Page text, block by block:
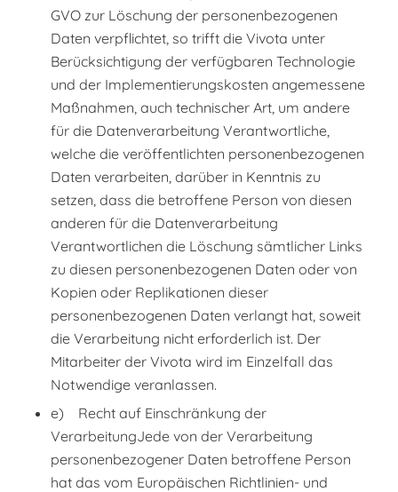
GVO zur Löschung der personenbezogenen
Daten verpflichtet, so trifft die Vivota unter
Berücksichtigung der verfügbaren Technologie
und der Implementierungskosten angemessene
Maßnahmen, auch technischer Art, um andere
für die Datenverarbeitung Verantwortliche,
welche die veröffentlichten personenbezogenen
Daten verarbeiten, darüber in Kenntnis zu
setzen, dass die betroffene Person von diesen
anderen für die Datenverarbeitung
Verantwortlichen die Löschung sämtlicher Links
zu diesen personenbezogenen Daten oder von
Kopien oder Replikationen dieser
personenbezogenen Daten verlangt hat, soweit
die Verarbeitung nicht erforderlich ist. Der
Mitarbeiter der Vivota wird im Einzelfall das
Notwendige veranlassen.
e) Recht auf Einschränkung der
VerarbeitungJede von der Verarbeitung
personenbezogener Daten betroffene Person
hat das vom Europäischen Richtlinien- und